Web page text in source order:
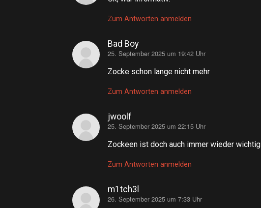
Zum Antworten anmelden
Bad Boy
sagt:
25. September 2025 um 19:42 Uhr
Zocke schon lange nicht mehr
Zum Antworten anmelden
jwoolf
sagt:
25. September 2025 um 22:15 Uhr
Zockeen ist doch auch immer wieder wichtig
Zum Antworten anmelden
m1tch3l
sagt:
26. September 2025 um 7:33 Uhr